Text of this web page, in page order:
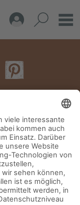
AGB KONTAKT